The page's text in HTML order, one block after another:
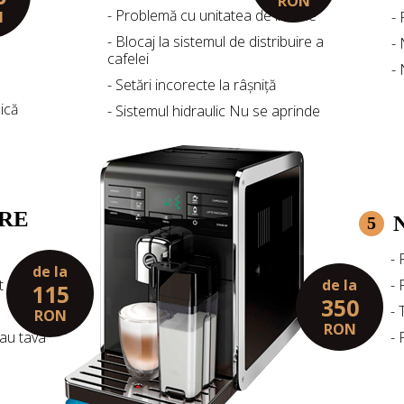
- Problemă cu unitatea de infuzie
- Blocaj la sistemul de distribuire a
cafelei
- Setări incorecte la râșniță
- Sistemul hidraulic Nu se aprinde
-
-
-
tava
de la
115
RON
5
-
-
-
-
de la
350
RON